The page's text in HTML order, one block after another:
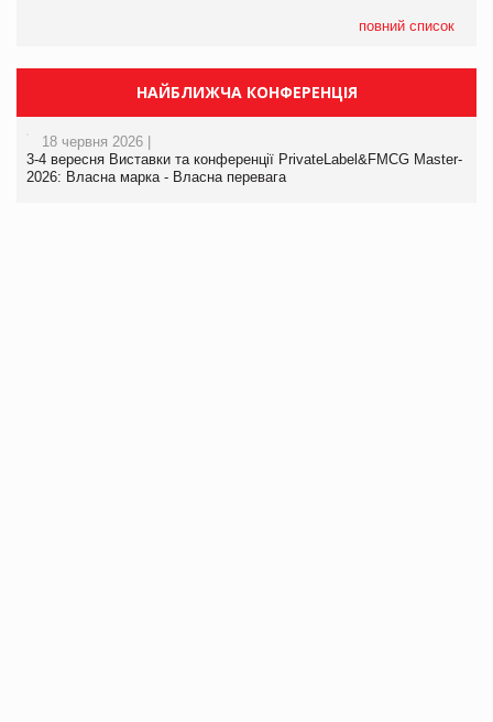
повний список
НАЙБЛИЖЧА КОНФЕРЕНЦІЯ
18 червня 2026 |
3-4 вересня Виставки та конференції PrivateLabel&FMCG Master-
2026: Власна марка - Власна перевага